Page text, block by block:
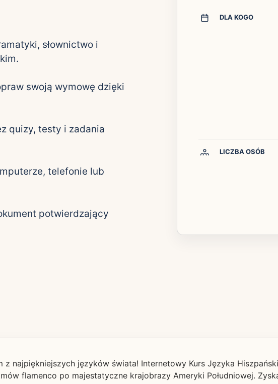
słownictwo i
swoją wymowę dzięki
quizy, testy i zadania
telefonie lub
potwierdzający
DLA KOGO
LICZBA OSÓB
najpiękniejszych języków świata! Internetowy Kurs Języka
flamenco po majestatyczne krajobrazy Ameryki Południowej.